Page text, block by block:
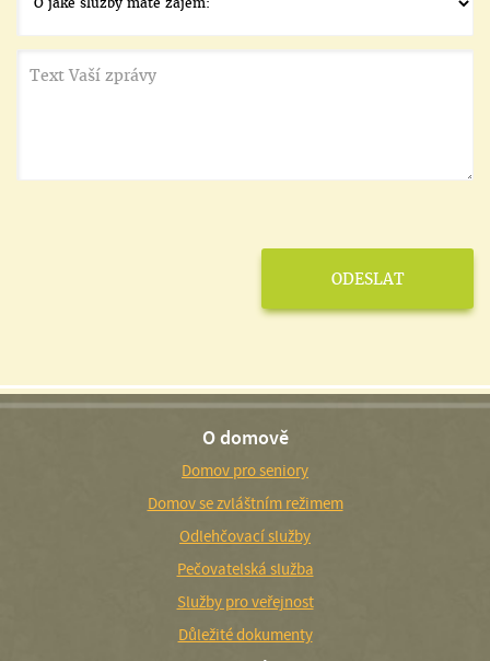
O domově
Domov pro seniory
Domov se zvláštním režimem
Odlehčovací služby
Pečovatelská služba
Služby pro veřejnost
Důležité dokumenty